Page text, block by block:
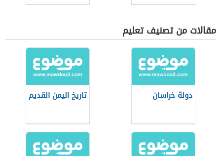
مقالات من تصنيف تعليم
دولة خراسان تاريخ اليمن القديم